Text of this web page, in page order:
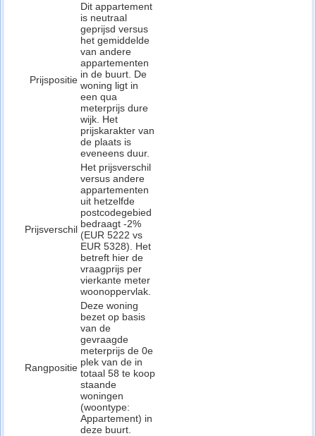
Prijspositie
Dit appartement
is neutraal
geprijsd versus
het gemiddelde
van andere
appartementen
in de buurt. De
woning ligt in
een qua
meterprijs dure
wijk. Het
prijskarakter van
de plaats is
eveneens duur.
Prijsverschil
Het prijsverschil
versus andere
appartementen
uit hetzelfde
postcodegebied
bedraagt -2%
(EUR 5222 vs
EUR 5328). Het
betreft hier de
vraagprijs per
vierkante meter
woonoppervlak.
Rangpositie
Deze woning
bezet op basis
van de
gevraagde
meterprijs de 0e
plek van de in
totaal 58 te koop
staande
woningen
(woontype:
Appartement) in
deze buurt.